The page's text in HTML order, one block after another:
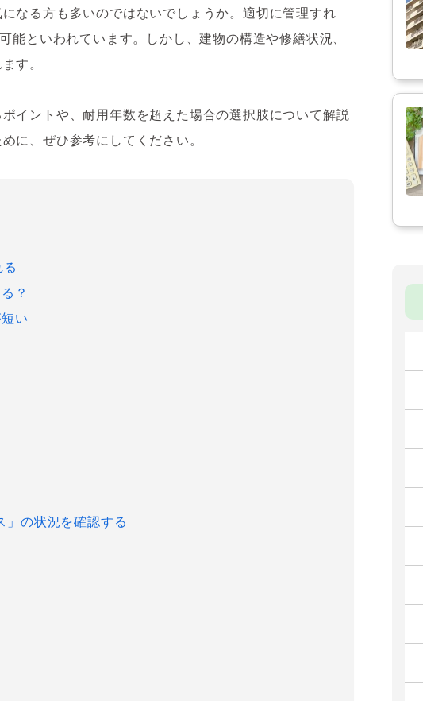
なる方も多いのではないでしょうか。適切に管理すれ
といわれています。しかし、建物の構造や修繕状況、
す。
イントや、耐用年数を超えた場合の選択肢について解説
に、ぜひ参考にしてください。
？
い
」の状況を確認する